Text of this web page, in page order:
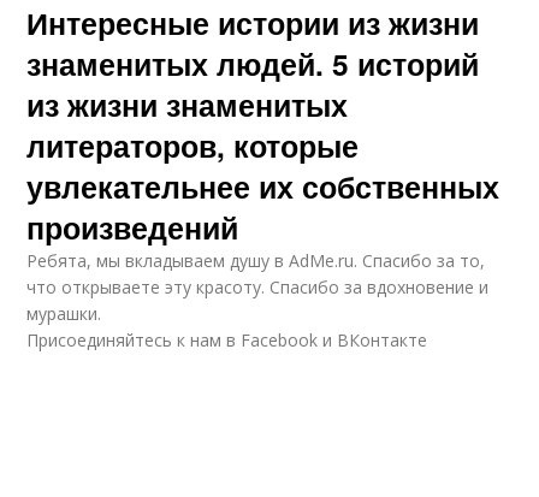
Интересные истории из жизни
знаменитых людей. 5 историй
из жизни знаменитых
литераторов, которые
увлекательнее их собственных
произведений
Ребята, мы вкладываем душу в AdMe.ru. Cпасибо за то,
что открываете эту красоту. Спасибо за вдохновение и
мурашки.
Присоединяйтесь к нам в Facebook и ВКонтакте